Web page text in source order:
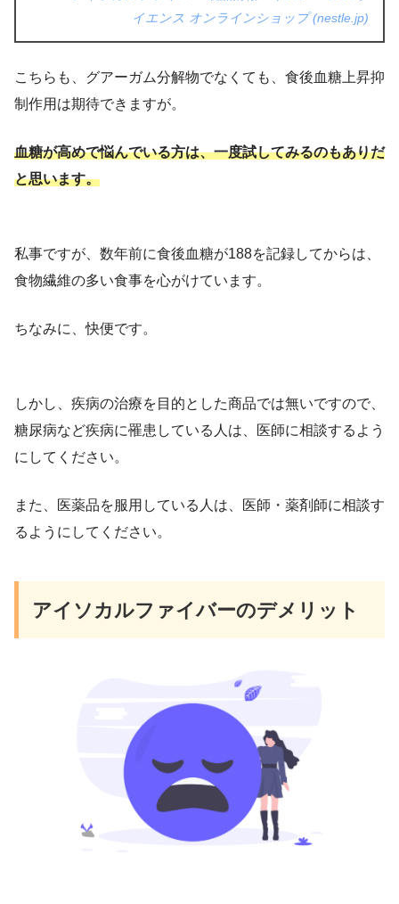
イエンス オンラインショップ (nestle.jp)
こちらも、グアーガム分解物でなくても、食後血糖上昇抑
制作用は期待できますが。
血糖が高めで悩んでいる方は、一度試してみるのもありだ
と思います。
私事ですが、数年前に食後血糖が188を記録してからは、
食物繊維の多い食事を心がけています。
ちなみに、快便です。
しかし、疾病の治療を目的とした商品では無いですので、
糖尿病など疾病に罹患している人は、医師に相談するよう
にしてください。
また、医薬品を服用している人は、医師・薬剤師に相談す
るようにしてください。
アイソカルファイバーのデメリット